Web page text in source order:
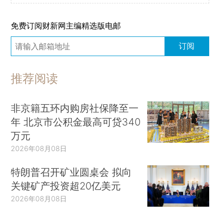
免费订阅财新网主编精选版电邮
订阅
推荐阅读
非京籍五环内购房社保降至一
年 北京市公积金最高可贷340
万元
2026年08月08日
特朗普召开矿业圆桌会 拟向
关键矿产投资超20亿美元
2026年08月08日